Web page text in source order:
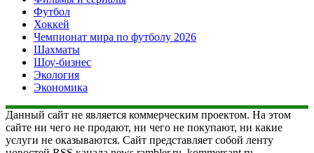
Футбол
Хоккей
Чемпионат мира по футболу 2026
Шахматы
Шоу-бизнес
Экология
Экономика
Данный сайт не является коммерческим проектом. На этом
сайте ни чего не продают, ни чего не покупают, ни какие
услуги не оказываются. Сайт представляет собой ленту